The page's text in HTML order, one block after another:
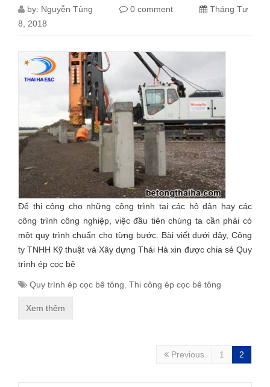
by: Nguyễn Tùng 0 comment
Tháng Tư
8, 2018
Để thi công cho những công trình tại các hộ dân hay các
công trình công nghiệp, việc đầu tiên chúng ta cần phải có
một quy trình chuẩn cho từng bước. Bài viết dưới đây, Công
ty TNHH Kỹ thuật và Xây dựng Thái Hà xin được chia sẻ Quy
trình ép cọc bê
Quy trình ép cọc bê tông Thi công ép cọc bê tông
Xem thêm
Previous 1 2